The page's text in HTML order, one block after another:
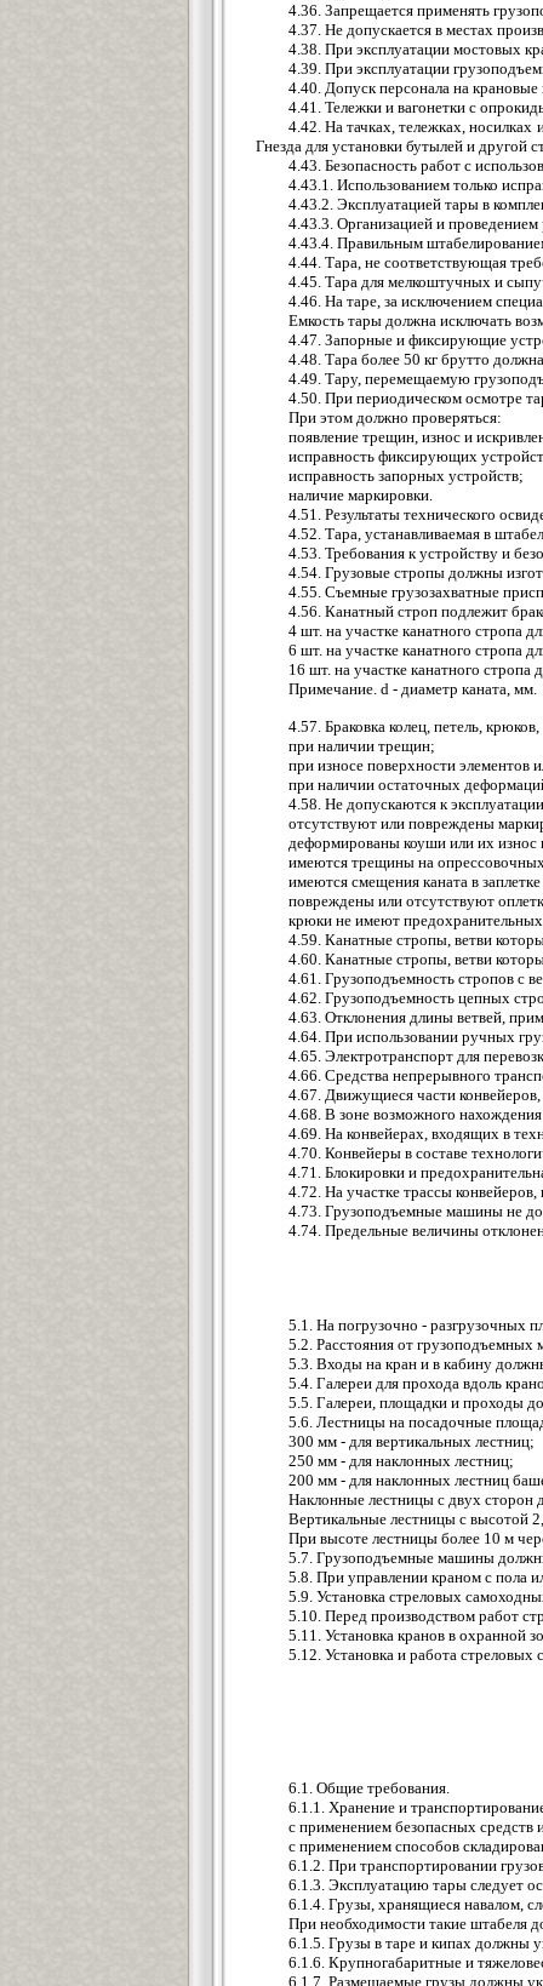
4.36. Запрещается применять
4.37. Не допускается в местах
4.38. При эксплуатации мостовых
4.39. При эксплуатации
4.40. Допуск персонала на
4.41. Тележки и вагонетки с
4.42. На тачках, тележках,
Гнезда для установки бутылей и
4.43. Безопасность работ с
4.43.1. Использованием только
4.43.2. Эксплуатацией тары в
4.43.3. Организацией и
4.43.4. Правильным
4.44. Тара, не соответствующая
4.45. Тара для мелкоштучных и
4.46. На таре, за исключением
Емкость тары должна исключать
4.47. Запорные и фиксирующие
4.48. Тара более 50 кг брутто
4.49. Тару, перемещаемую
4.50. При периодическом осмотре
При этом должно проверяться:
появление трещин, износ и
исправность фиксирующих
исправность запорных устройств;
наличие маркировки.
4.51. Результаты технического
4.52. Тара, устанавливаемая в
4.53. Требования к устройству и
4.54. Грузовые стропы должны
4.55. Съемные грузозахватные
4.56. Канатный строп подлежит
4 шт. на участке канатного стропа
6 шт. на участке канатного стропа
16 шт. на участке канатного стропа
Примечание. d - диаметр каната, мм.
4.57. Браковка колец, петель,
при наличии трещин;
при износе поверхности
при наличии остаточных
4.58. Не допускаются к
отсутствуют или повреждены
деформированы коуши или их износ
имеются трещины на
имеются смещения каната в
повреждены или отсутствуют
крюки не имеют предохранительных
4.59. Канатные стропы, ветви
4.60. Канатные стропы, ветви
4.61. Грузоподъемность стропов с
4.62. Грузоподъемность цепных
4.63. Отклонения длины ветвей,
4.64. При использовании ручных
4.65. Электротранспорт для
4.66. Средства непрерывного
4.67. Движущиеся части
4.68. В зоне возможного
4.69. На конвейерах, входящих в
4.70. Конвейеры в составе
4.71. Блокировки и
4.72. На участке трассы
4.73. Грузоподъемные машины не
4.74. Предельные величины
5.1. На погрузочно - разгрузочных
5.2. Расстояния от
5.3. Входы на кран и в кабину
5.4. Галереи для прохода вдоль
5.5. Галереи, площадки и проходы
5.6. Лестницы на посадочные
300 мм - для вертикальных лестниц;
250 мм - для наклонных лестниц;
200 мм - для наклонных лестниц
Наклонные лестницы с двух сторон
Вертикальные лестницы с высотой
При высоте лестницы более 10 м
5.7. Грузоподъемные машины должны
5.8. При управлении краном с пола
5.9. Установка стреловых
5.10. Перед производством работ
5.11. Установка кранов в охранной
5.12. Установка и работа
6.1. Общие требования.
6.1.1. Хранение и
с применением безопасных
с применением способов
6.1.2. При транспортировании
6.1.3. Эксплуатацию тары следует
6.1.4. Грузы, хранящиеся навалом,
При необходимости такие штабеля
6.1.5. Грузы в таре и кипах должны
6.1.6. Крупногабаритные и
6.1.7. Размещаемые грузы должны